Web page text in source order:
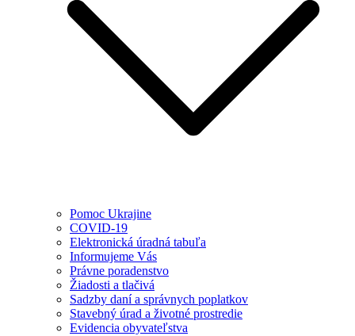
Pomoc Ukrajine
COVID-19
Elektronická úradná tabuľa
Informujeme Vás
Právne poradenstvo
Žiadosti a tlačivá
Sadzby daní a správnych poplatkov
Stavebný úrad a životné prostredie
Evidencia obyvateľstva